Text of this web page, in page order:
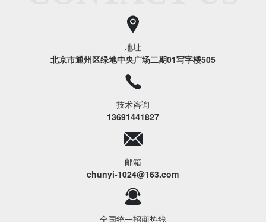
地址
北京市通州区绿地中央广场二期01写字楼505
技术咨询
13691441827
邮箱
chunyi-1024@163.com
全国统一招商热线